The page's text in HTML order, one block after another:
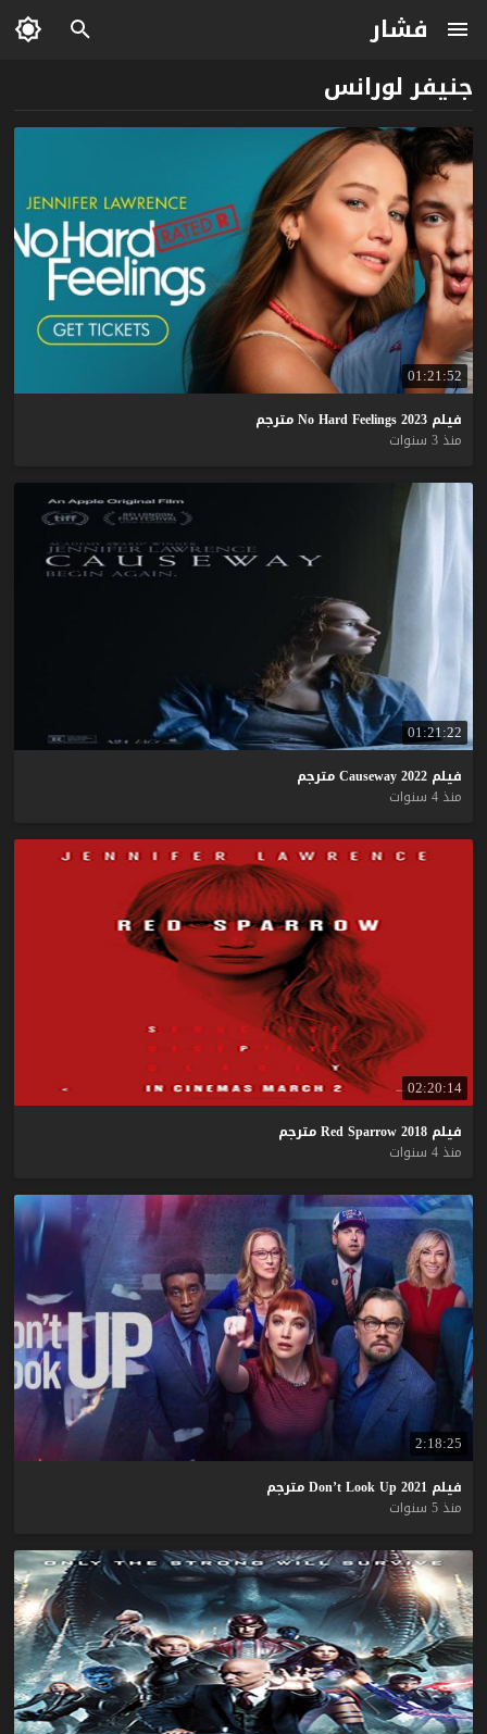
فشار
جنيفر لورانس
01:21:52
فيلم No Hard Feelings 2023
مترجم
منذ 3 سنوات
01:21:22
فيلم Causeway 2022
مترجم
منذ 4 سنوات
02:20:14
فيلم Red Sparrow 2018
مترجم
منذ 4 سنوات
2:18:25
فيلم Don’t Look Up 2021
مترجم
منذ 5 سنوات